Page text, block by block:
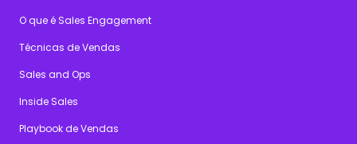
O que é Sales Engagement
Técnicas de Vendas
Sales and Ops
Inside Sales
Playbook de Vendas